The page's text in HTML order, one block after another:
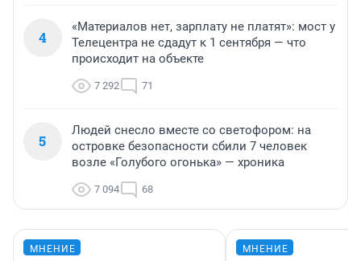
4
«Материалов нет, зарплату не платят»: мост у
Телецентра не сдадут к 1 сентября — что
происходит на объекте
7 292 71
5
Людей снесло вместе со светофором: на
островке безопасности сбили 7 человек
возле «Голубого огонька» — хроника
7 094 68
МНЕНИЕ МНЕНИЕ